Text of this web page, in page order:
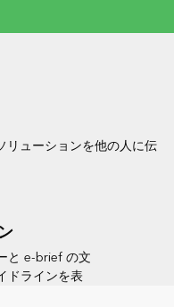
リューションを他の人に伝
と e-brief の文
ドラインを表